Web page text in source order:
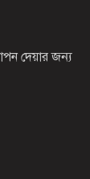
দেয়ার জন্য